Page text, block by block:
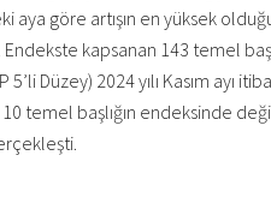
aya göre artışın en yüksek
kapsanan 143 temel
Düzey) 2024 yılı Kasım ayı
temel başlığın endeksinde